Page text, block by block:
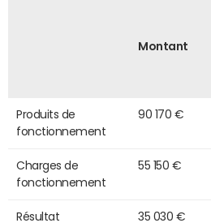
Montant
Produits de
fonctionnement
90 170 €
Charges de
fonctionnement
55 150 €
Résultat
35 030 €